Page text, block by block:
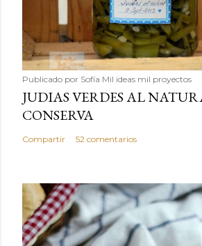
Publicado por Sofía Mil ideas mil proyectos
JUDIAS VERDES AL
CONSERVA
Compartir 52 comentarios